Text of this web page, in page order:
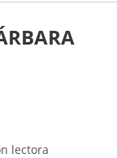
lectora